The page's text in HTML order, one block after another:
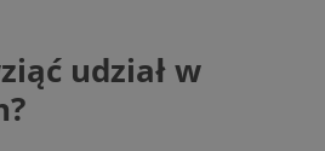
udział w